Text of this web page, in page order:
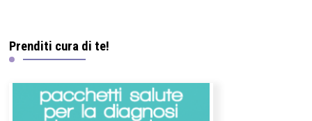
Prenditi cura di te!